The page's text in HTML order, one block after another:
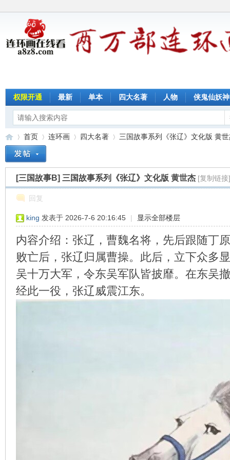
权限开通 最新 单本 四大名著 人物 侠鬼仙妖神
»
首页
›
连环画
›
四大名著
›
三国故事系列《张辽》文化版 黄
[三国故事B] 三国故事系列《张辽》文化版 黄世杰 [复制链接]
回复
king 发表于 2026-7-6 20:16:45 | 显示全部楼层
内容介绍：张辽，曹魏名将，先后跟随丁
败亡后，张辽归属曹操。此后，立下众多
吴十万大军，令东吴军队皆披靡。在东吴
经此一役，张辽威震江东。